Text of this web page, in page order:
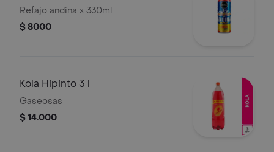
Refajo andina x 330ml
$ 8000
Kola Hipinto 3 l
Gaseosas
$ 14.000